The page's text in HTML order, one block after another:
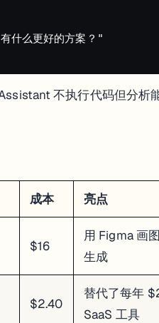
么更好的方案？"
不执行代码但分析
成本 亮点
$16
用 Figma 画
生成
$2.40
替代了每年
SaaS 工具